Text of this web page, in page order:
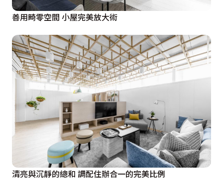
善用畸零空間 小屋完美放大術
清亮與沉靜的總和 調配住辦合一的完美比例